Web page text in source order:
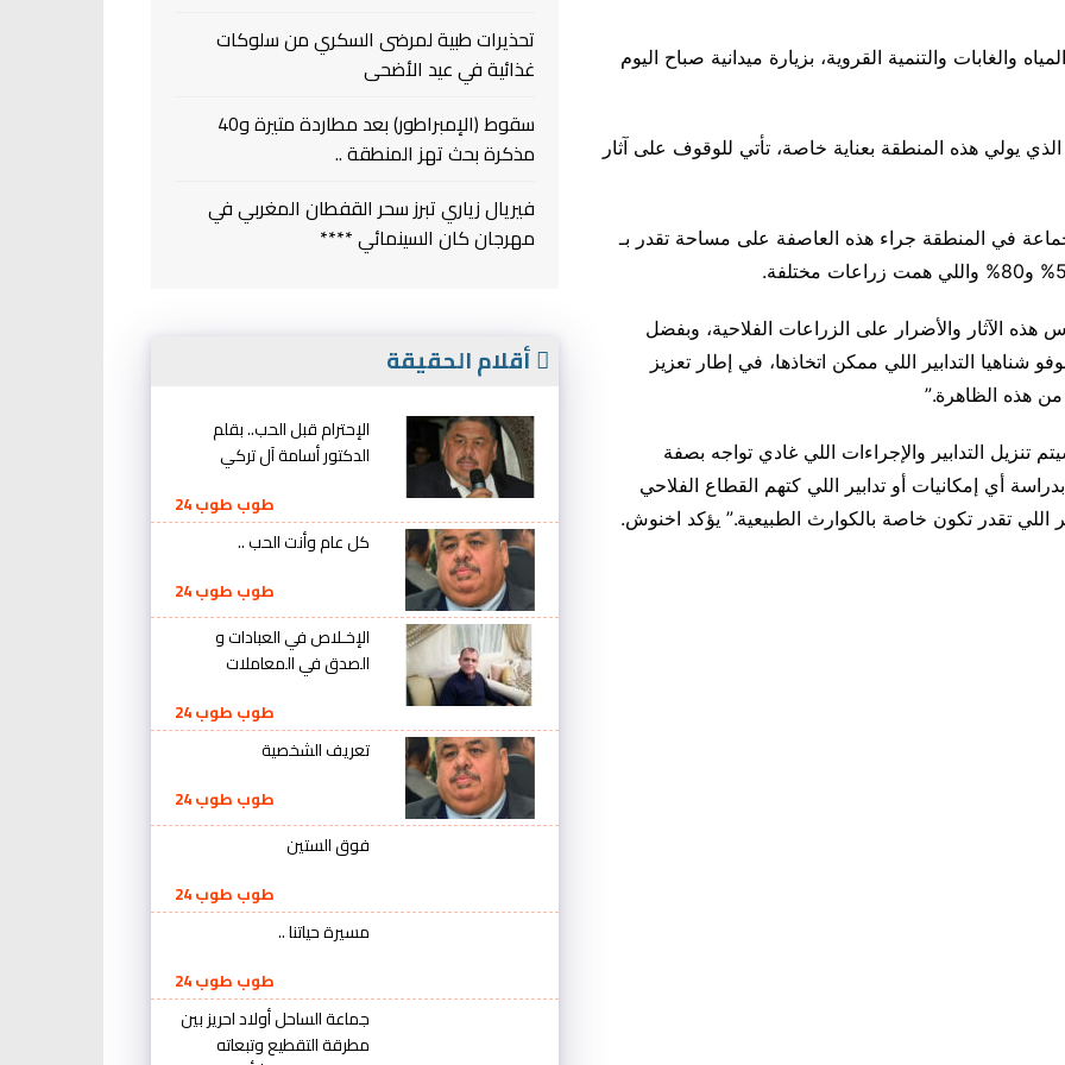
والغابات والتنمية القروية، بزيارة ميدانية صباح اليوم
يولي هذه المنطقة بعناية خاصة، تأتي للوقوف على آثار
معطيات الوزارة، فقد تضررت تقريبا 31 جماعة في المنطقة جراء هذه العاصفة على مساحة تقدر بـ
.
الآثار والأضرار على الزراعات الفلاحية، وبفضل
شناهيا التدابير اللي ممكن اتخاذها، في إطار تعزيز
من هذه الظاهرة.”
تنزيل التدابير والإجراءات اللي غادي تواجه بصفة
أي إمكانيات أو تدابير اللي كتهم القطاع الفلاحي
تقدر تكون خاصة بالكوارث الطبيعية.” يؤكد اخنوش.
تحذيرات طبية لمرضى السكري من سلوكات
غذائية في عيد الأضحى
سقوط (الإمبراطور) بعد مطاردة متيرة و40
مذكرة بحث تهز المنطقة ..
فيريال زياري تبرز سحر القفطان المغربي في
مهرجان كان السينمائي ****
أقلام الحقيقة
الإحترام قبل الحب.. بقلم
الدكتور أسامة آل تركي
طوب طوب 24
كل عام وأنت الحب ..
طوب طوب 24
الإخـلاص في العبادات و
الصدق في المعاملات
طوب طوب 24
تعريف الشخصية
طوب طوب 24
فوق الستين
طوب طوب 24
مسيرة حياتنا ..
طوب طوب 24
جماعة الساحل أولاد احريز بين
مطرقة التقطيع وتبعاته